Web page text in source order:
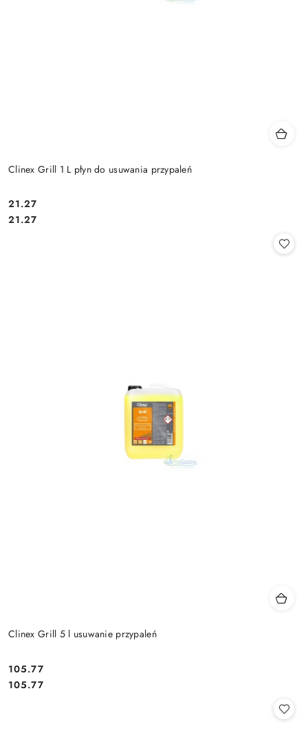
Clinex Grill 1 L płyn do usuwania przypaleń
Cena:
21.27
Cena:
21.27
Clinex Grill 5 l usuwanie przypaleń
Cena:
105.77
Cena:
105.77